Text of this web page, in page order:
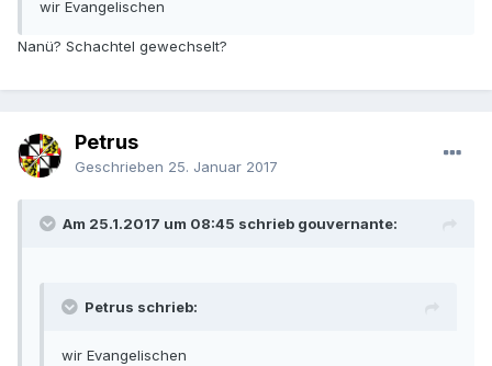
wir Evangelischen
Nanü? Schachtel gewechselt?
Petrus
Geschrieben 25. Januar 2017
Am 25.1.2017 um 08:45 schrieb gouvernante:
Petrus schrieb:
wir Evangelischen